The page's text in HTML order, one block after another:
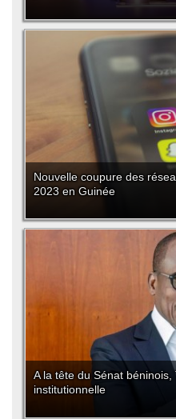
Nouvelle coupure des
2023 en Guinée
A la tête du Sénat
institutionnelle